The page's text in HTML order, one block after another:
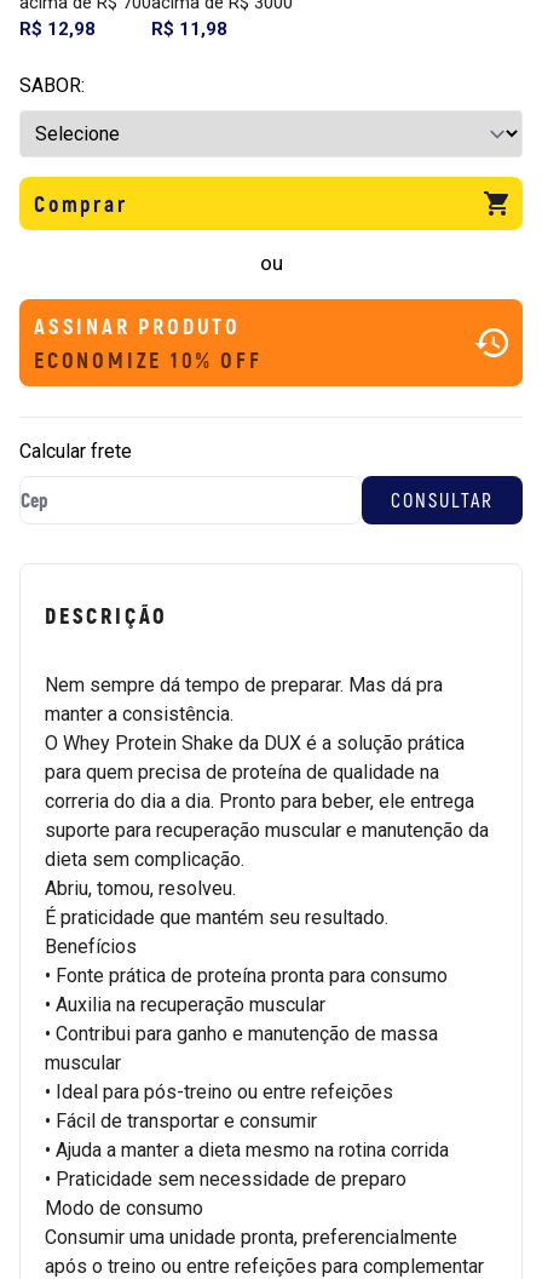
R$ 12,98
R$ 11,98
SABOR:
Comprar
ou
ASSINAR PRODUTO
ECONOMIZE 10% OFF
Calcular frete
DESCRIÇÃO
Nem sempre dá tempo de preparar. Mas dá pra
manter a consistência.
O Whey Protein Shake da DUX é a solução prática
para quem precisa de proteína de qualidade na
correria do dia a dia. Pronto para beber, ele entrega
suporte para recuperação muscular e manutenção da
dieta sem complicação.
Abriu, tomou, resolveu.
É praticidade que mantém seu resultado.
Benefícios
• Fonte prática de proteína pronta para consumo
• Auxilia na recuperação muscular
• Contribui para ganho e manutenção de massa
muscular
• Ideal para pós-treino ou entre refeições
• Fácil de transportar e consumir
• Ajuda a manter a dieta mesmo na rotina corrida
• Praticidade sem necessidade de preparo
Modo de consumo
Consumir uma unidade pronta, preferencialmente
após o treino ou entre refeições para complementar